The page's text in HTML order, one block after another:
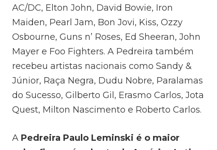
AC/DC, Elton John, David Bowie, Iron
Maiden, Pearl Jam, Bon Jovi, Kiss, Ozzy
Osbourne, Guns n’ Roses, Ed Sheeran, John
Mayer e Foo Fighters. A Pedreira também
recebeu artistas nacionais como Sandy &
Júnior, Raça Negra, Dudu Nobre, Paralamas
do Sucesso, Gilberto Gil, Erasmo Carlos, Jota
Quest, Milton Nascimento e Roberto Carlos.
A Pedreira Paulo Leminski é o maior